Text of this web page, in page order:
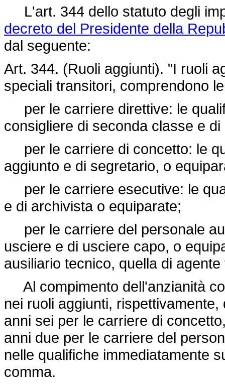
L'art. 344 dello statuto degli
decreto del Presidente della
dal seguente:
Art. 344. (Ruoli aggiunti). "I ruoli
speciali transitori, comprendono
per le carriere direttive: le
consigliere di seconda classe e
per le carriere di concetto: le
aggiunto e di segretario, o
per le carriere esecutive: le
e di archivista o equiparate;
per le carriere del personale
usciere e di usciere capo, o
ausiliario tecnico, quella di
Al compimento dell'anzianità
nei ruoli aggiunti,
anni sei per le carriere di
anni due per le carriere del
nelle qualifiche immediatamente
comma.